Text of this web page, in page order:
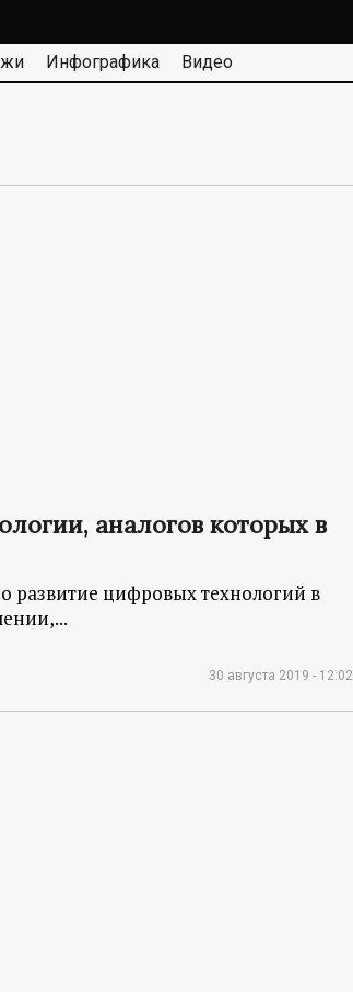
Инфографика Видео
аналогов которых в
цифровых технологий в
30 августа 2019 - 12:02